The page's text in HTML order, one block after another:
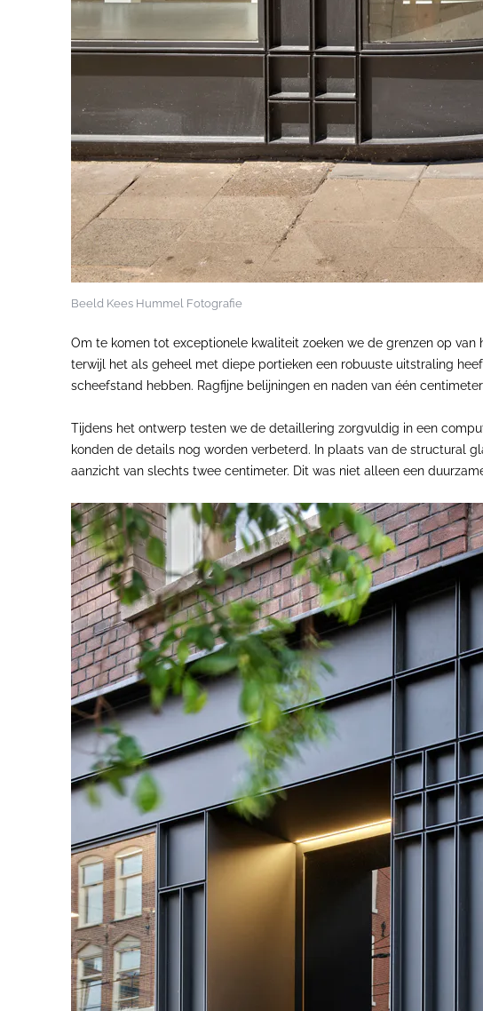
Beeld Kees Hummel Fotografie
Om te komen tot exceptionele kwaliteit zoeken we de grenzen op
terwijl het als geheel met diepe portieken een robuuste uitstraling
scheefstand hebben. Ragfijne belijningen en naden van één
Tijdens het ontwerp testen we de detaillering zorgvuldig in een
konden de details nog worden verbeterd. In plaats van de structural
aanzicht van slechts twee centimeter. Dit was niet alleen een